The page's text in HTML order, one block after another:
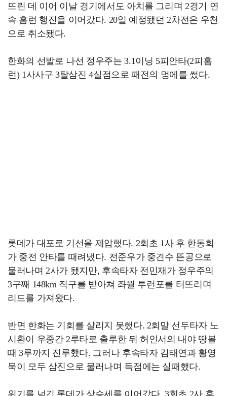
뜨린 데 이어 이날 경기에서도 아치를 그리며 2경기 연
속 홈런 행진을 이어갔다. 20일 예정됐던 2차전은 우천
으로 취소됐다.
한화의 선발로 나선 정우주는 3.1이닝 5피안타(2피홈
런) 1사사구 3탈삼진 4실점으로 패전의 멍에를 썼다.
롯데가 대포로 기선을 제압했다. 2회초 1사 후 한동희
가 중전 안타를 때려냈다. 전준우가 중견수 뜬공으로
물러나며 2사가 됐지만, 후속타자 전민재가 정우주의
3구째 148km 직구를 받아쳐 좌월 투런포를 터뜨리며
리드를 가져왔다.
반면 한화는 기회를 살리지 못했다. 2회말 선두타자 노
시환이 우중간 2루타로 출루한 뒤 허인서의 내야 땅볼
때 3루까지 진루했다. 그러나 후속타자 김태연과 황영
묵이 모두 삼진으로 물러나며 득점에는 실패했다.
위기를 넘긴 롯데가 상승세를 이어갔다. 3회초 2사 후